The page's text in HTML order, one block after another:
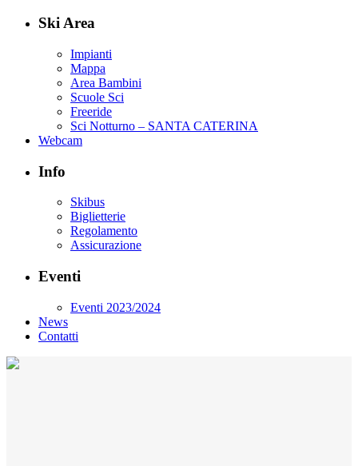
Ski Area
Impianti
Mappa
Area Bambini
Scuole Sci
Freeride
Sci Notturno – SANTA CATERINA
Webcam
Info
Skibus
Biglietterie
Regolamento
Assicurazione
Eventi
Eventi 2023/2024
News
Contatti